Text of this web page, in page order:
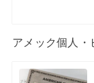
アメック個人・